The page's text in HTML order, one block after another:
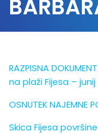
RAZPISNA
na plaži Fijesa – junij
OSNUTEK NAJEMNE
Skica Fijesa površine